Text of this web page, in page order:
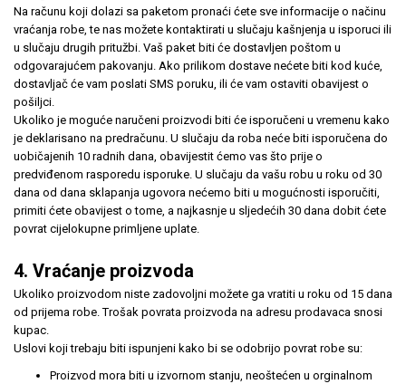
Na računu koji dolazi sa paketom pronaći ćete sve informacije o načinu
vraćanja robe, te nas možete kontaktirati u slučaju kašnjenja u isporuci ili
u slučaju drugih pritužbi. Vaš paket biti će dostavljen poštom u
odgovarajućem pakovanju. Ako prilikom dostave nećete biti kod kuće,
dostavljač će vam poslati SMS poruku, ili će vam ostaviti obavijest o
pošiljci.
Ukoliko je moguće naručeni proizvodi biti će isporučeni u vremenu kako
je deklarisano na predračunu. U slučaju da roba neće biti isporučena do
uobičajenih 10 radnih dana, obavijestit ćemo vas što prije o
predviđenom rasporedu isporuke. U slučaju da vašu robu u roku od 30
dana od dana sklapanja ugovora nećemo biti u mogućnosti isporučiti,
primiti ćete obavijest o tome, a najkasnje u sljedećih 30 dana dobit ćete
povrat cijelokupne primljene uplate.
4. Vraćanje proizvoda
Ukoliko proizvodom niste zadovoljni možete ga vratiti u roku od 15 dana
od prijema robe. Trošak povrata proizvoda na adresu prodavaca snosi
kupac.
Uslovi koji trebaju biti ispunjeni kako bi se odobrijo povrat robe su:
Proizvod mora biti u izvornom stanju, neoštećen u orginalnom